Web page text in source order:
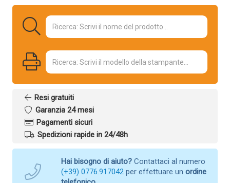
Resi gratuiti
Garanzia 24 mesi
Pagamenti sicuri
Spedizioni rapide in 24/48h
Hai bisogno di aiuto? Contattaci al numero
(+39) 0776.917042 per effettuare un ordine